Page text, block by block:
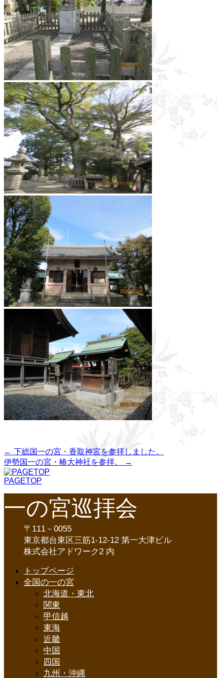
← 下総国一の宮・香取神宮を参拝しました。
伊勢国一の宮・椿大神社を参拝。
→
PAGETOP
一の宮巡拝会
〒111－0055
東京都台東区三筋1-12-12 第一大津ビル
株式会社アドワーク2 内
トップページ
全国の一の宮
北海道・東北
関東
甲信越
東海
近畿
中国
四国
九州・沖縄